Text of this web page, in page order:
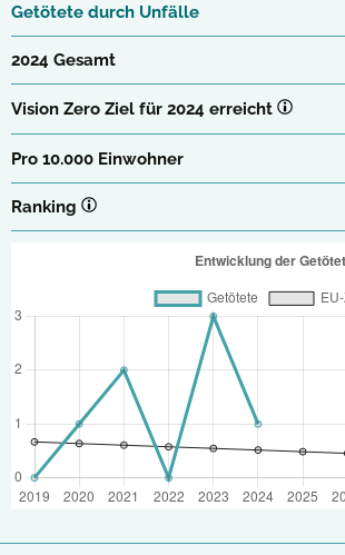
Getötete durch Unfälle
2024 Gesamt
Vision Zero Ziel für 2024 erreicht
Pro 10.000 Einwohner
Ranking